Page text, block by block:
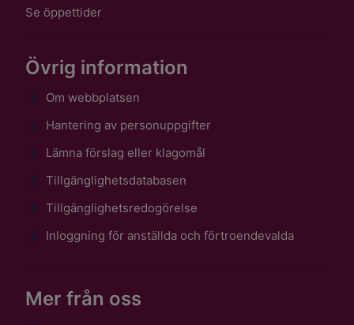
Se öppettider
Övrig information
Om webbplatsen
Hantering av personuppgifter
Lämna förslag eller klagomål
Tillgänglighetsdatabasen
Tillgänglighetsredogörelse
Inloggning för anställda och förtroendevalda
Mer från oss